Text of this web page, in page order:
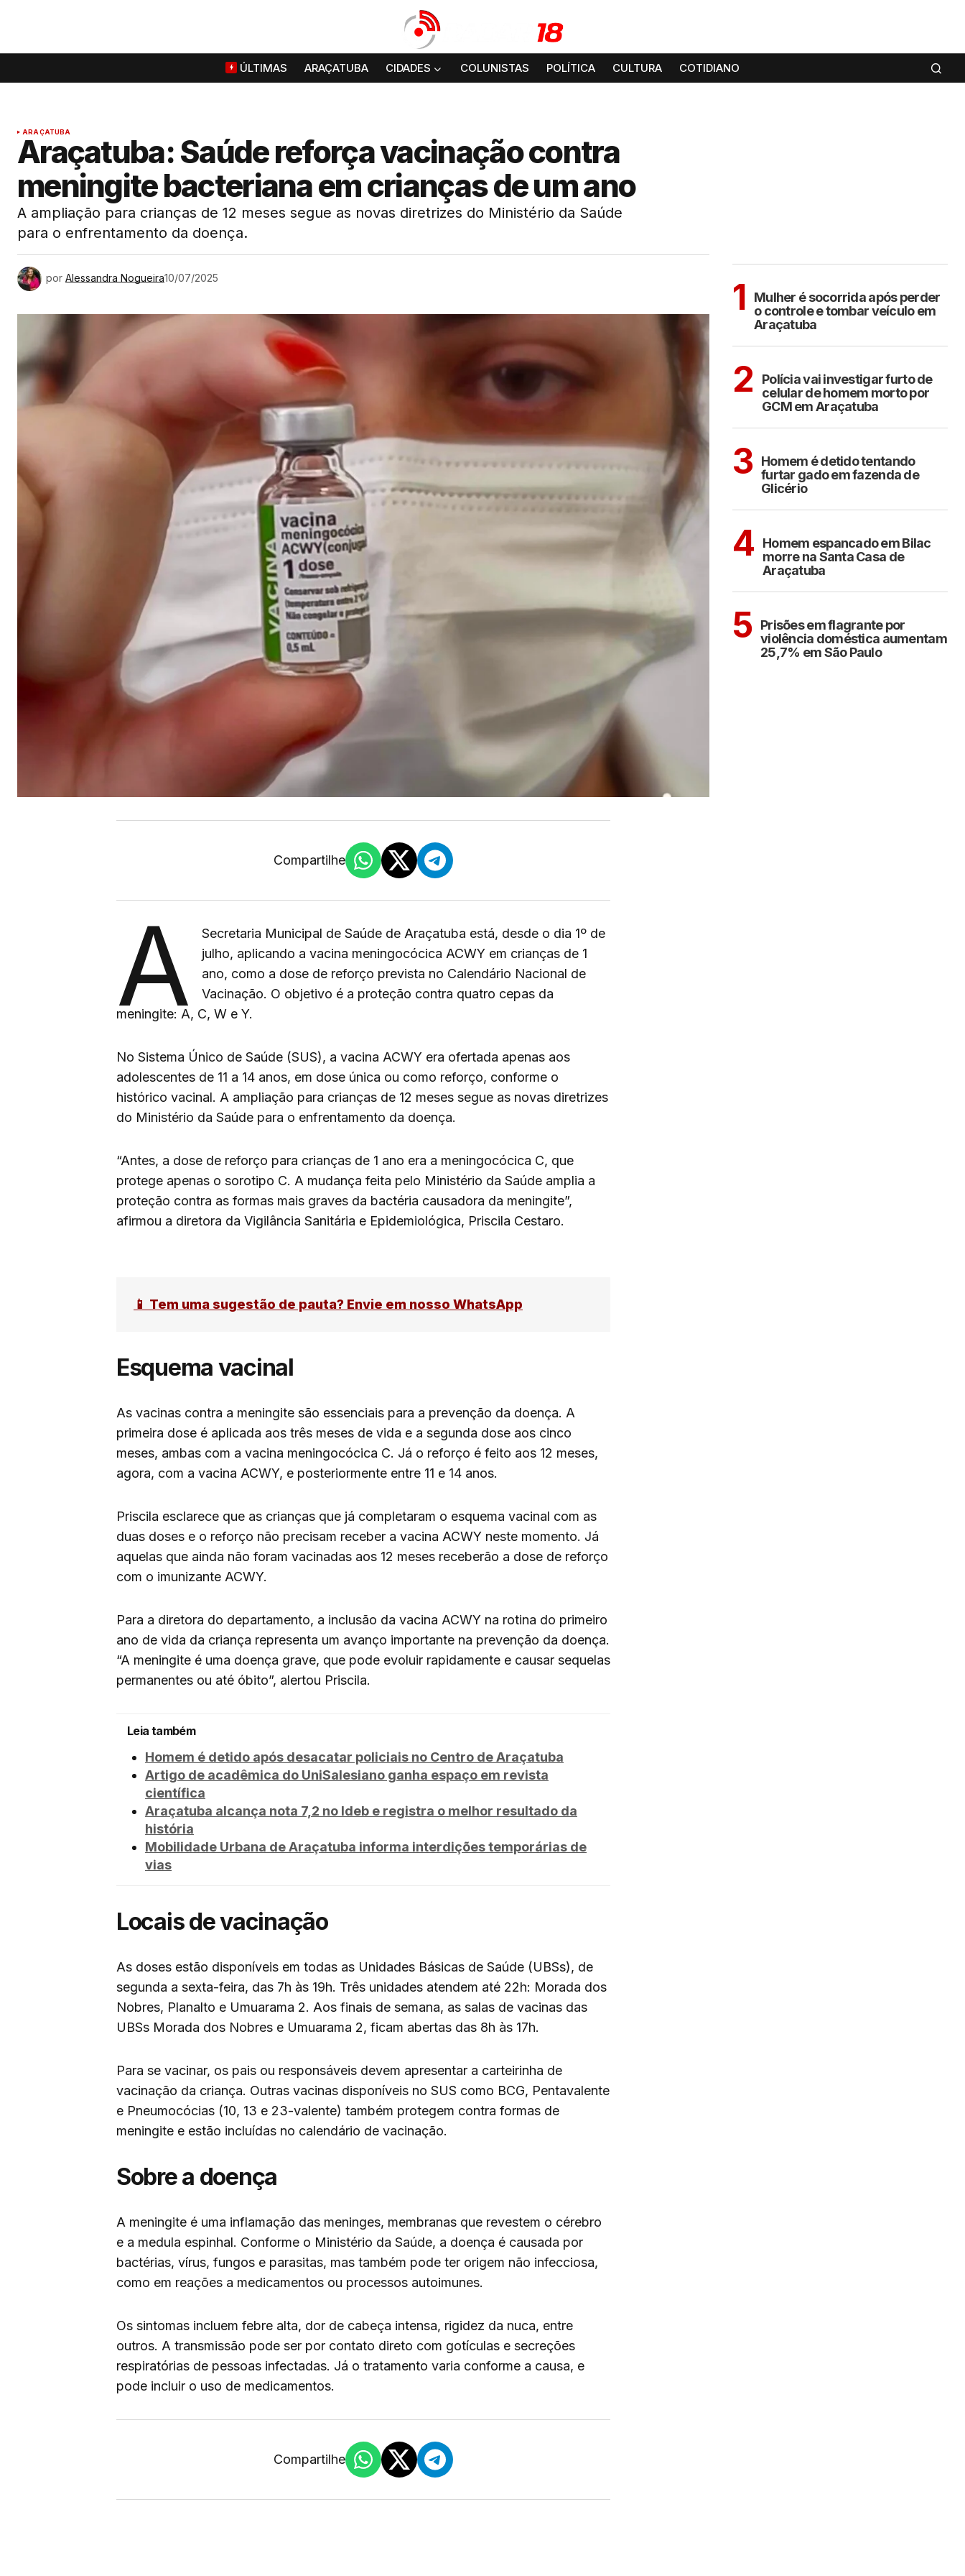
ÚLTIMAS ARAÇATUBA CIDADES COLUNISTAS POLÍTICA CULTURA COTIDIANO
ARAÇATUBA
Araçatuba: Saúde reforça vacinação contra
meningite bacteriana em crianças de um ano
A ampliação para crianças de 12 meses segue as novas diretrizes do Ministério da Saúde
para o enfrentamento da doença.
por Alessandra Nogueira10/07/2025
Compartilhe
A
Secretaria Municipal de Saúde de Araçatuba está, desde o dia 1º de
julho, aplicando a vacina meningocócica ACWY em crianças de 1
ano, como a dose de reforço prevista no Calendário Nacional de
Vacinação. O objetivo é a proteção contra quatro cepas da
meningite: A, C, W e Y.
No Sistema Único de Saúde (SUS), a vacina ACWY era ofertada apenas aos
adolescentes de 11 a 14 anos, em dose única ou como reforço, conforme o
histórico vacinal. A ampliação para crianças de 12 meses segue as novas diretrizes
do Ministério da Saúde para o enfrentamento da doença.
“Antes, a dose de reforço para crianças de 1 ano era a meningocócica C, que
protege apenas o sorotipo C. A mudança feita pelo Ministério da Saúde amplia a
proteção contra as formas mais graves da bactéria causadora da meningite”,
afirmou a diretora da Vigilância Sanitária e Epidemiológica, Priscila Cestaro.
📱 Tem uma sugestão de pauta? Envie em nosso WhatsApp
Esquema vacinal
As vacinas contra a meningite são essenciais para a prevenção da doença. A
primeira dose é aplicada aos três meses de vida e a segunda dose aos cinco
meses, ambas com a vacina meningocócica C. Já o reforço é feito aos 12 meses,
agora, com a vacina ACWY, e posteriormente entre 11 e 14 anos.
Priscila esclarece que as crianças que já completaram o esquema vacinal com as
duas doses e o reforço não precisam receber a vacina ACWY neste momento. Já
aquelas que ainda não foram vacinadas aos 12 meses receberão a dose de reforço
com o imunizante ACWY.
Para a diretora do departamento, a inclusão da vacina ACWY na rotina do primeiro
ano de vida da criança representa um avanço importante na prevenção da doença.
“A meningite é uma doença grave, que pode evoluir rapidamente e causar sequelas
permanentes ou até óbito”, alertou Priscila.
Leia também
Homem é detido após desacatar policiais no Centro de Araçatuba
Artigo de acadêmica do UniSalesiano ganha espaço em revista
científica
Araçatuba alcança nota 7,2 no Ideb e registra o melhor resultado da
história
Mobilidade Urbana de Araçatuba informa interdições temporárias de
vias
Locais de vacinação
As doses estão disponíveis em todas as Unidades Básicas de Saúde (UBSs), de
segunda a sexta-feira, das 7h às 19h. Três unidades atendem até 22h: Morada dos
Nobres, Planalto e Umuarama 2. Aos finais de semana, as salas de vacinas das
UBSs Morada dos Nobres e Umuarama 2, ficam abertas das 8h às 17h.
Para se vacinar, os pais ou responsáveis devem apresentar a carteirinha de
vacinação da criança. Outras vacinas disponíveis no SUS como BCG, Pentavalente
e Pneumocócias (10, 13 e 23-valente) também protegem contra formas de
meningite e estão incluídas no calendário de vacinação.
Sobre a doença
A meningite é uma inflamação das meninges, membranas que revestem o cérebro
e a medula espinhal. Conforme o Ministério da Saúde, a doença é causada por
bactérias, vírus, fungos e parasitas, mas também pode ter origem não infecciosa,
como em reações a medicamentos ou processos autoimunes.
Os sintomas incluem febre alta, dor de cabeça intensa, rigidez da nuca, entre
outros. A transmissão pode ser por contato direto com gotículas e secreções
respiratórias de pessoas infectadas. Já o tratamento varia conforme a causa, e
pode incluir o uso de medicamentos.
Compartilhe
1
Mulher é socorrida após perder
o controle e tombar veículo em
Araçatuba
2
Polícia vai investigar furto de
celular de homem morto por
GCM em Araçatuba
3 Homem é detido tentando
furtar gado em fazenda de
Glicério
4
Homem espancado em Bilac
morre na Santa Casa de
Araçatuba
5 Prisões em flagrante por
violência doméstica aumentam
25,7% em São Paulo